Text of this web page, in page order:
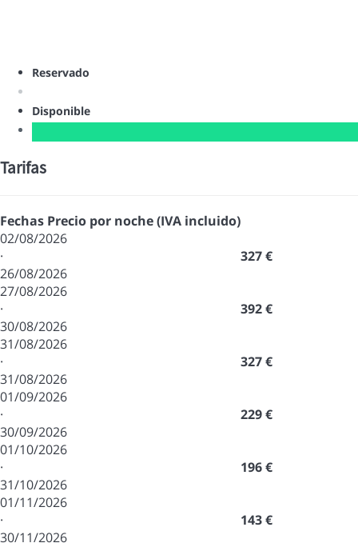
Reservado
Disponible
Tarifas
Fechas Precio por noche (IVA incluido)
02/08/2026
·
26/08/2026
327 €
27/08/2026
·
30/08/2026
392 €
31/08/2026
·
31/08/2026
327 €
01/09/2026
·
30/09/2026
229 €
01/10/2026
·
31/10/2026
196 €
01/11/2026
·
30/11/2026
143 €